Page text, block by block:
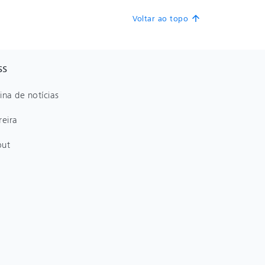
Voltar ao topo arrow_upward
de notícias